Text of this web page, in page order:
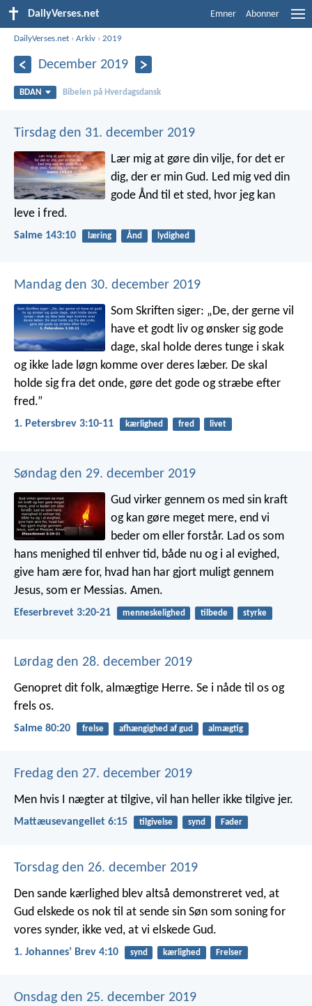
DailyVerses.net Emner Abonner
DailyVerses.net ›Arkiv ›2019
December 2019
BDAN Bibelen på Hverdagsdansk
Tirsdag den 31. december 2019
Lær mig at gøre din vilje, for det er
dig, der er min Gud. Led mig ved din
gode Ånd til et sted, hvor jeg kan
leve i fred.
Salme 143:10 læring Ånd lydighed
Mandag den 30. december 2019
Som Skriften siger: „De, der gerne vil
have et godt liv og ønsker sig gode
dage, skal holde deres tunge i skak
og ikke lade løgn komme over deres læber. De skal
holde sig fra det onde, gøre det gode og stræbe efter
fred.”
1. Petersbrev 3:10-11 kærlighed fred livet
Søndag den 29. december 2019
Gud virker gennem os med sin kraft
og kan gøre meget mere, end vi
beder om eller forstår. Lad os som
hans menighed til enhver tid, både nu og i al evighed,
give ham ære for, hvad han har gjort muligt gennem
Jesus, som er Messias. Amen.
Efeserbrevet 3:20-21 menneskelighed tilbede styrke
Lørdag den 28. december 2019
Genopret dit folk, almægtige Herre. Se i nåde til os og
frels os.
Salme 80:20 frelse afhængighed af gud almægtig
Fredag den 27. december 2019
Men hvis I nægter at tilgive, vil han heller ikke tilgive jer.
Mattæusevangeliet 6:15 tilgivelse synd Fader
Torsdag den 26. december 2019
Den sande kærlighed blev altså demonstreret ved, at
Gud elskede os nok til at sende sin Søn som soning for
vores synder, ikke ved, at vi elskede Gud.
1. Johannesʼ Brev 4:10 synd kærlighed Frelser
Onsdag den 25. december 2019